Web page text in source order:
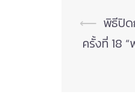
Post
⟵ พิธีปิด
ครั้งที่ 18 “